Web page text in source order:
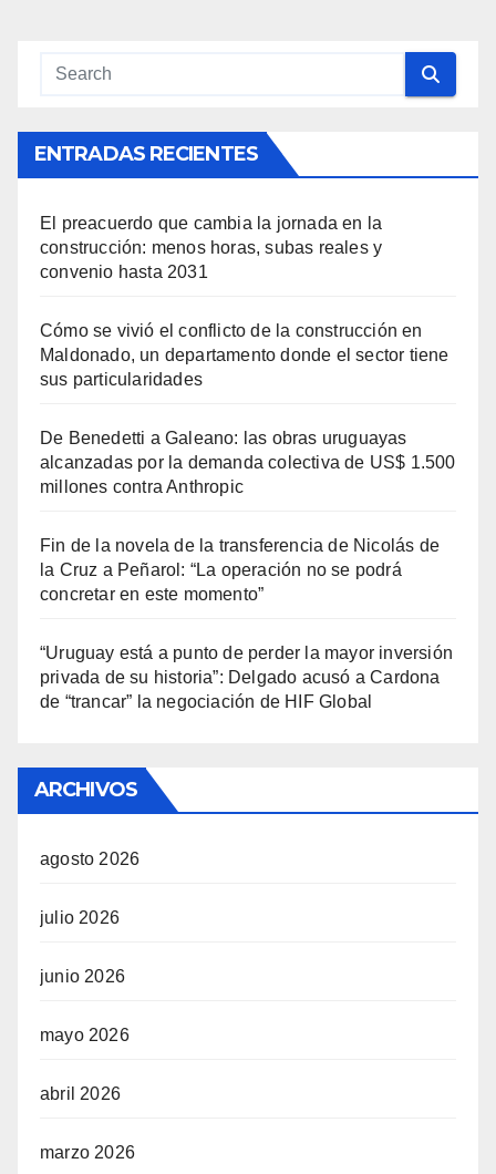
ENTRADAS RECIENTES
El preacuerdo que cambia la jornada en la
construcción: menos horas, subas reales y
convenio hasta 2031
Cómo se vivió el conflicto de la construcción en
Maldonado, un departamento donde el sector tiene
sus particularidades
De Benedetti a Galeano: las obras uruguayas
alcanzadas por la demanda colectiva de US$ 1.500
millones contra Anthropic
Fin de la novela de la transferencia de Nicolás de
la Cruz a Peñarol: “La operación no se podrá
concretar en este momento”
“Uruguay está a punto de perder la mayor inversión
privada de su historia”: Delgado acusó a Cardona
de “trancar” la negociación de HIF Global
ARCHIVOS
agosto 2026
julio 2026
junio 2026
mayo 2026
abril 2026
marzo 2026